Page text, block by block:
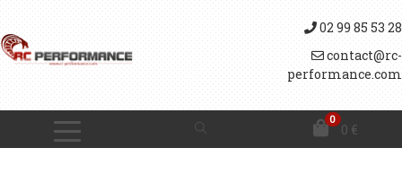
02 99 85 53 28
contact@rc-
performance.com
0
0 €